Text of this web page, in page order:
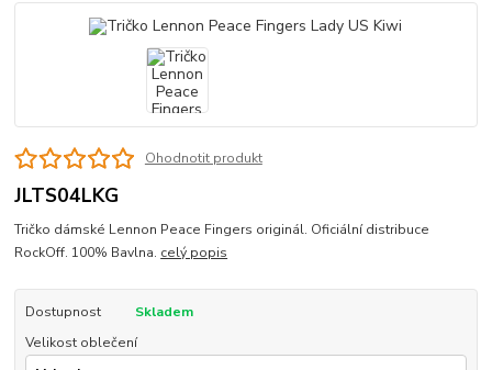
Ohodnotit produkt
JLTS04LKG
Tričko dámské Lennon Peace Fingers originál. Oficiální distribuce
RockOff. 100% Bavlna. celý popis
Dostupnost
Skladem
Velikost oblečení